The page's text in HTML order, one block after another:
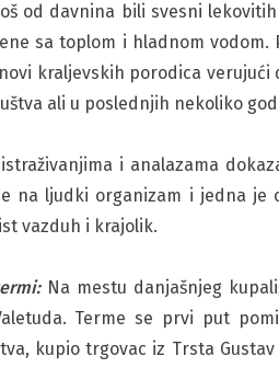
od davnina bili svesni
sa toplom i hladnom vodom.
kraljevskih porodica
ali u poslednjih nekoliko
i analazama
na ljudki organizam i jedna
vazduh i krajolik.
Na mestu danjašnjeg
Terme se prvi put
kupio trgovac iz Trsta